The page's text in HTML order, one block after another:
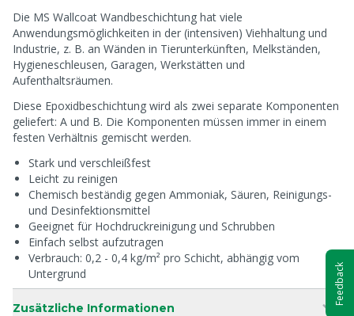
Die MS Wallcoat Wandbeschichtung hat viele
Anwendungsmöglichkeiten in der (intensiven) Viehhaltung und
Industrie, z. B. an Wänden in Tierunterkünften, Melkständen,
Hygieneschleusen, Garagen, Werkstätten und
Aufenthaltsräumen.
Diese Epoxidbeschichtung wird als zwei separate Komponenten
geliefert: A und B. Die Komponenten müssen immer in einem
festen Verhältnis gemischt werden.
Stark und verschleißfest
Leicht zu reinigen
Chemisch beständig gegen Ammoniak, Säuren, Reinigungs-
und Desinfektionsmittel
Geeignet für Hochdruckreinigung und Schrubben
Einfach selbst aufzutragen
Verbrauch: 0,2 - 0,4 kg/m² pro Schicht, abhängig vom
Untergrund
Zusätzliche Informationen
Feedback